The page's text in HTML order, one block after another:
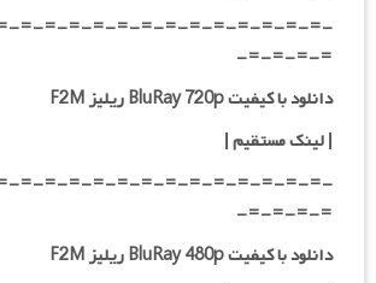
=-=-=-=-=-=-=-=-=-=-=-=-=-
=-=-=-=-
دانلود با کیفیت BluRay 720p ریلیز F2M
| لینک مستقیم|
=-=-=-=-=-=-=-=-=-=-=-=-=-
=-=-=-=-
دانلود با کیفیت BluRay 480p ریلیز F2M